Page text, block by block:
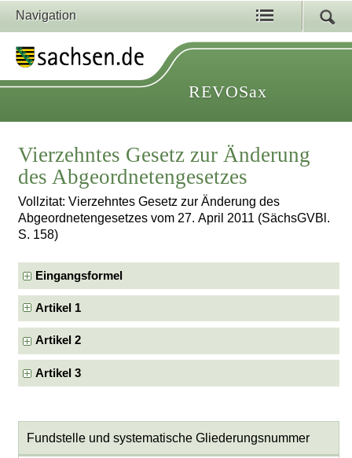
Navigation
REVOSax
Vierzehntes Gesetz zur Änderung
des Abgeordnetengesetzes
Vollzitat: Vierzehntes Gesetz zur Änderung des
Abgeordnetengesetzes vom 27. April 2011 (SächsGVBl.
S. 158)
Eingangsformel
Artikel 1
Artikel 2
Artikel 3
Fundstelle und systematische Gliederungsnummer